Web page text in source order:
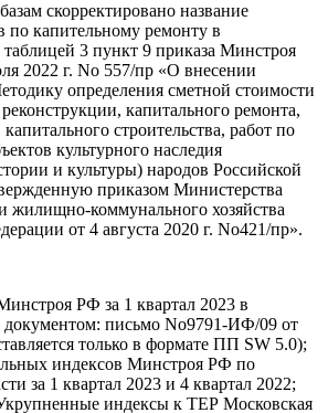
скорректировано название
по капительному ремонту в
таблицей 3 пункт 9 приказа Минстроя
2022 г. No 557/пр «О внесении
определения сметной стоимости
реконструкции, капитального ремонта,
строительства, работ по
культурного наследия
и культуры) народов Российской
приказом Министерства
жилищно-коммунального хозяйства
от 4 августа 2020 г. No421/пр».
РФ за 1 квартал 2023 в
документом: письмо No9791-ИФ/09 от
только в формате ПП SW 5.0);
индексов Минстроя РФ по
за 1 квартал 2023 и 4 квартал 2022;
индексы к ТЕР Московская